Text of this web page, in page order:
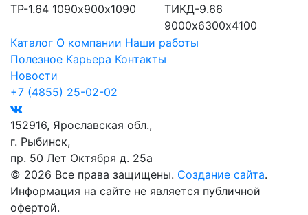
ТР-1.64 1090х900х1090
ТИКД-9.66
9000х6300х4100
Каталог О компании Наши работы
Полезное Карьера Контакты
Новости
+7 (4855) 25-02-02
152916, Ярославская обл.,
г. Рыбинск,
пр. 50 Лет Октября д. 25а
© 2026 Все права защищены. Создание сайта.
Информация на сайте не является публичной
офертой.